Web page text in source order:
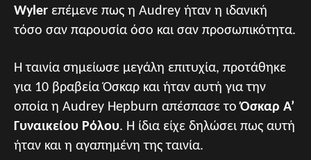
Wyler επέμενε πως η Audrey ήταν η ιδανική
τόσο σαν παρουσία όσο και σαν προσωπικότητα.
Η ταινία σημείωσε μεγάλη επιτυχία, προτάθηκε
για 10 βραβεία Όσκαρ και ήταν αυτή για την
οποία η Audrey Hepburn απέσπασε τοΌσκαρ Α’
Γυναικείου Ρόλου. Η ίδια είχε δηλώσει πως αυτή
ήταν και η αγαπημένη της ταινία.